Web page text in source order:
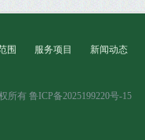
围 服务项目 新闻动态
有 鲁ICP备2025199220号-15